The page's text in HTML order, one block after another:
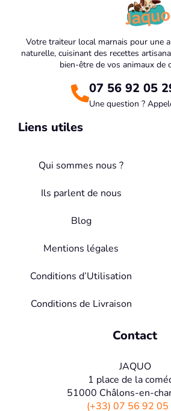
Votre traiteur local marnais pour une
naturelle, cuisinant des recettes
bien-être de vos animaux de
07 56 92 05
Une question ?
Liens utiles
Qui sommes nous ?
Ils parlent de nous
Blog
Mentions légales
Conditions d’Utilisation
Conditions de Livraison
Contact
JAQUO
1 place de la
51000 Châlons-en-
(+33) 07 56 92 05